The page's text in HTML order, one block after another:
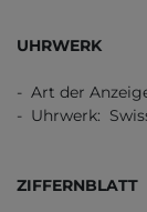
UHRWERK
- Art der
- Uhrwerk:
ZIFFERNBLATT